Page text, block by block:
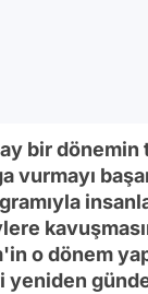
bir
vurmayı
o dönem
yeniden